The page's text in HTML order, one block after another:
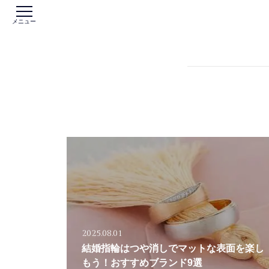
メニュー
2025.08.01
結婚指輪はつや消しでマットな表面を楽し
もう！おすすめブランド9選